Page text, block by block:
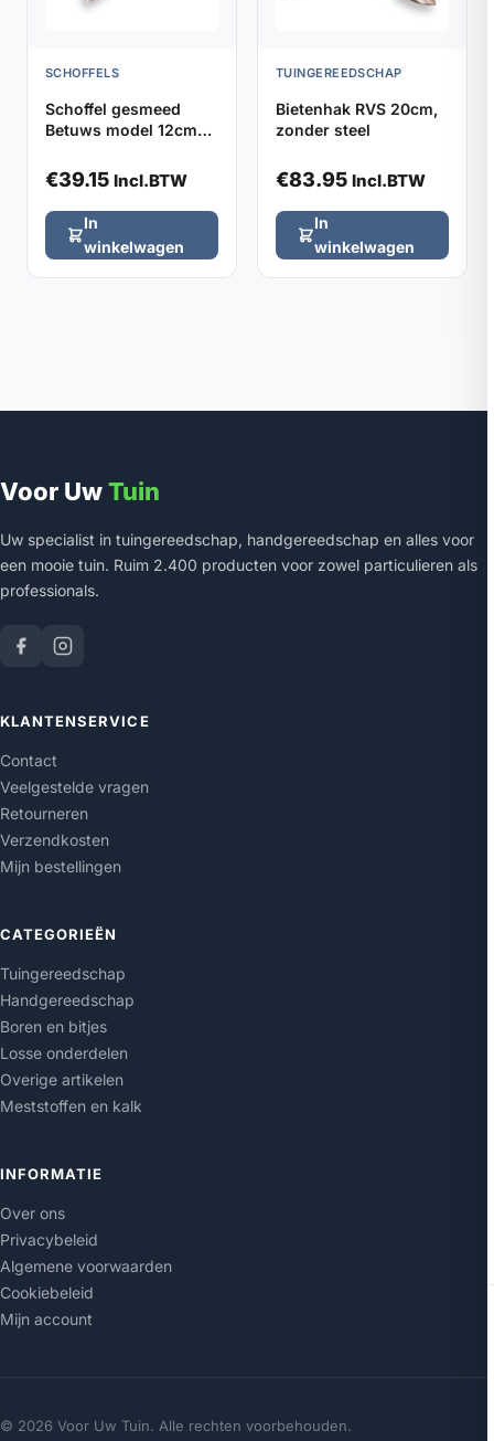
SCHOFFELS
Schoffel gesmeed
Betuws model 12cm
€39.15 Incl.BTW
In
winkelwagen
TUINGEREEDSCHAP
Bietenhak RVS 20cm,
zonder steel
€83.95 Incl.BTW
In
winkelwagen
Voor UwTuin
Uw specialist in tuingereedschap, handgereedschap en alles voor
een mooie tuin. Ruim 2.400 producten voor zowel particulieren als
professionals.
KLANTENSERVICE
Contact
Veelgestelde vragen
Retourneren
Verzendkosten
Mijn bestellingen
CATEGORIEËN
Tuingereedschap
Handgereedschap
Boren en bitjes
Losse onderdelen
Overige artikelen
Meststoffen en kalk
INFORMATIE
Over ons
Privacybeleid
Algemene voorwaarden
Cookiebeleid
Mijn account
© 2026 Voor Uw Tuin. Alle rechten voorbehouden.